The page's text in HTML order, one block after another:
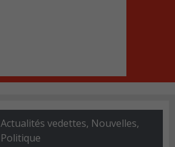
Actualités vedettes, Nouvelles,
Politique